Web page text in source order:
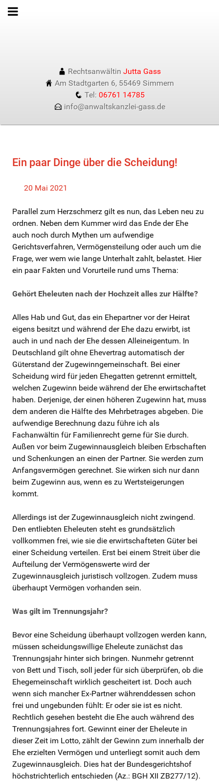
Rechtsanwältin Jutta Gass
Am Stadtgarten 6, 55469 Simmern
Tel: 06761 14785
info@anwaltskanzlei-gass.de
Ein paar Dinge über die Scheidung!
20 Mai 2021
Parallel zum Herzschmerz gilt es nun, das Leben neu zu
ordnen. Neben dem Kummer wird das Ende der Ehe
auch noch durch Mythen um aufwendige
Gerichtsverfahren, Vermögensteilung oder auch um die
Frage, wer wem wie lange Unterhalt zahlt, belastet. Hier
ein paar Fakten und Vorurteile rund ums Thema:
Gehört Eheleuten nach der Hochzeit alles zur Hälfte?
Alles Hab und Gut, das ein Ehepartner vor der Heirat
eigens besitzt und während der Ehe dazu erwirbt, ist
auch in und nach der Ehe dessen Alleineigentum. In
Deutschland gilt ohne Ehevertrag automatisch der
Güterstand der Zugewinngemeinschaft. Bei einer
Scheidung wird für jeden Ehegatten getrennt ermittelt,
welchen Zugewinn beide während der Ehe erwirtschaftet
haben. Derjenige, der einen höheren Zugewinn hat, muss
dem anderen die Hälfte des Mehrbetrages abgeben. Die
aufwendige Berechnung dazu führe ich als
Fachanwältin für Familienrecht gerne für Sie durch.
Außen vor beim Zugewinnausgleich bleiben Erbschaften
und Schenkungen an einen der Partner. Sie werden zum
Anfangsvermögen gerechnet. Sie wirken sich nur dann
beim Zugewinn aus, wenn es zu Wertsteigerungen
kommt.
Allerdings ist der Zugewinnausgleich nicht zwingend.
Den entliebten Eheleuten steht es grundsätzlich
vollkommen frei, wie sie die erwirtschafteten Güter bei
einer Scheidung verteilen. Erst bei einem Streit über die
Aufteilung der Vermögenswerte wird der
Zugewinnausgleich juristisch vollzogen. Zudem muss
überhaupt Vermögen vorhanden sein.
Was gilt im Trennungsjahr?
Bevor eine Scheidung überhaupt vollzogen werden kann,
müssen scheidungswillige Eheleute zunächst das
Trennungsjahr hinter sich bringen. Nunmehr getrennt
von Bett und Tisch, soll jeder für sich überprüfen, ob die
Ehegemeinschaft wirklich gescheitert ist. Doch auch
wenn sich mancher Ex-Partner währenddessen schon
frei und ungebunden fühlt: Er oder sie ist es nicht.
Rechtlich gesehen besteht die Ehe auch während des
Trennungsjahres fort. Gewinnt einer der Eheleute in
dieser Zeit im Lotto, zählt der Gewinn zum innerhalb der
Ehe erzielten Vermögen und unterliegt somit auch dem
Zugewinnausgleich. Dies hat der Bundesgerichtshof
höchstrichterlich entschieden (Az.: BGH XII ZB277/12).